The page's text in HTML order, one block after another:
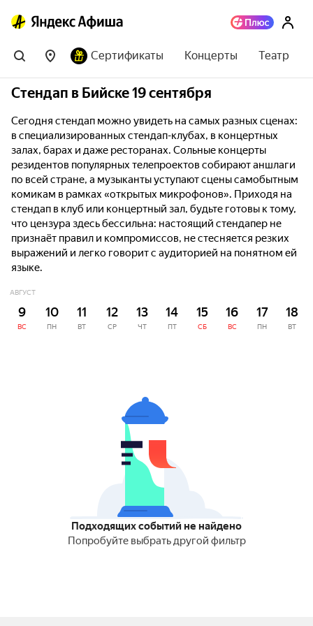
Сертификаты Концерты Театр
Стендап в Бийске 19 сентября
Сегодня стендап можно увидеть на самых разных сценах:
в специализированных стендап-клубах, в концертных
залах, барах и даже ресторанах. Сольные концерты
резидентов популярных телепроектов собирают аншлаги
по всей стране, а музыканты уступают сцены самобытным
комикам в рамках «открытых микрофонов». Приходя на
стендап в клуб или концертный зал, будьте готовы к тому,
что цензура здесь бессильна: настоящий стендапер не
признаёт правил и компромиссов, не стесняется резких
выражений и легко говорит с аудиторией на понятном ей
языке.
АВГУСТ
9
ВС
10
ПН
11
ВТ
12
СР
13
ЧТ
14
ПТ
15
СБ
16
ВС
17
ПН
18
ВТ
Подходящих событий не найдено
Попробуйте выбрать другой фильтр